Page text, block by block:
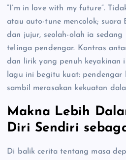
“I’m in love with my future”.
atau auto-tune mencolok; suara
dan jujur, seolah-olah ia
telinga pendengar. Kontras
dan lirik yang penuh keyakinan
lagu ini begitu kuat: pendengar
sambil merasakan kekuatan
Makna Lebih
Diri Sendiri
Di balik cerita tentang masa